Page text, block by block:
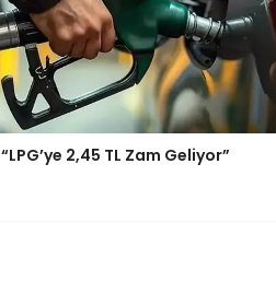
“LPG’ye 2,45 TL Zam Geliyor”